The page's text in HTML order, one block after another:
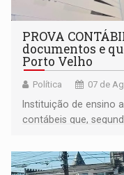
PROVA
documentos e
Porto Velho
Política 07 de
Instituição de ensino
contábeis que,
apreendido quando
— em pleno ano